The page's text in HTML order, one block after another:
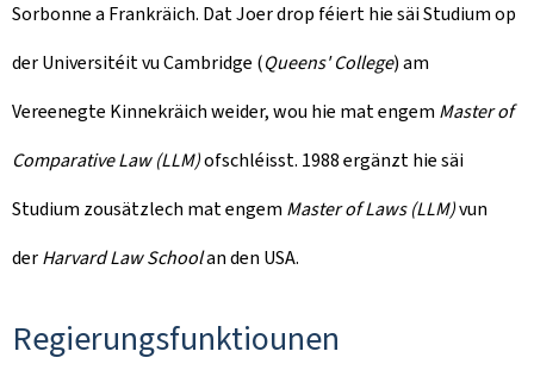
Sorbonne a Frankräich. Dat Joer drop féiert hie säi Studium op
der Universitéit vu Cambridge (Queens' College) am
Vereenegte Kinnekräich weider, wou hie mat engem Master of
Comparative Law (LLM)ofschléisst. 1988 ergänzt hie säi
Studium zousätzlech mat engem Master of Laws (LLM)vun
derHarvard Law Schoolan den USA.
Regierungsfunktiounen